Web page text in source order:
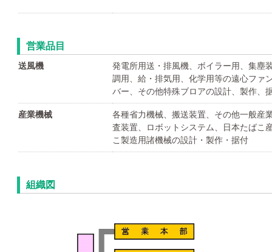
営業品目
送風機
発電所用送・排風機、ボイラー用、集塵
調用、給・排気用、化学用等の遠心ファ
バー、その他特殊ブロアの設計、製作、
産業機械
各種省力機械、搬送装置、その他一般産
査装置、ロボットシステム、日本たばこ
こ製造用諸機械の設計・製作・据付
組織図